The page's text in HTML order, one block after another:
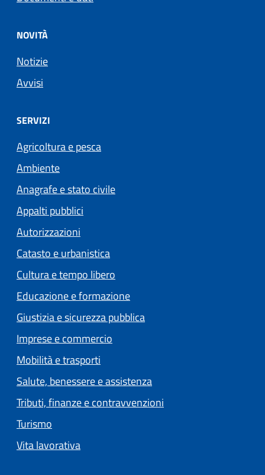
NOVITÀ
Notizie
Avvisi
SERVIZI
Agricoltura e pesca
Ambiente
Anagrafe e stato civile
Appalti pubblici
Autorizzazioni
Catasto e urbanistica
Cultura e tempo libero
Educazione e formazione
Giustizia e sicurezza pubblica
Imprese e commercio
Mobilità e trasporti
Salute, benessere e assistenza
Tributi, finanze e contravvenzioni
Turismo
Vita lavorativa